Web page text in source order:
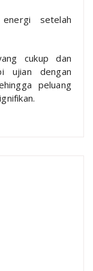
setelah
cukup dan
ujian dengan
peluang